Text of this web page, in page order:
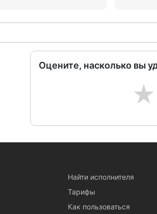
Оцените, насколько вы
1
Найти исполнителя
Тарифы
Как пользоваться